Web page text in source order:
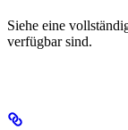
Siehe eine
verfügbar sind.